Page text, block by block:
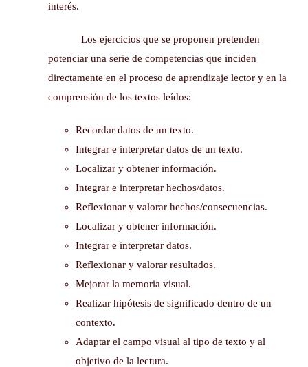
interés.
Los ejercicios que se proponen pretenden
potenciar una serie de competencias que inciden
directamente en el proceso de aprendizaje lector y en la
comprensión de los textos leídos:
Recordar datos de un texto.
Integrar e interpretar datos de un texto.
Localizar y obtener información.
Integrar e interpretar hechos/datos.
Reflexionar y valorar hechos/consecuencias.
Localizar y obtener información.
Integrar e interpretar datos.
Reflexionar y valorar resultados.
Mejorar la memoria visual.
Realizar hipótesis de significado dentro de un
contexto.
Adaptar el campo visual al tipo de texto y al
objetivo de la lectura.